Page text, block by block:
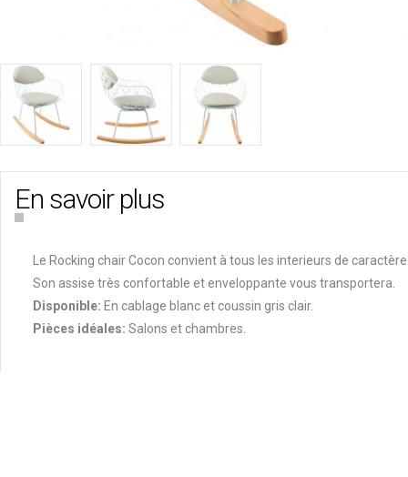
En savoir plus
Le Rocking chair Cocon convient à tous les interieurs de
Son assise très confortable et enveloppante vous transportera.
Disponible: En cablage blanc et coussin gris clair.
Pièces idéales: Salons et chambres.